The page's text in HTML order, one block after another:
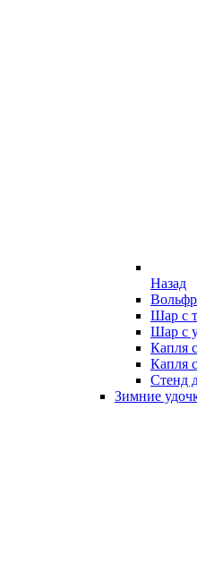
Назад
Шар с
Шар с
Капля
Капля
Стенд
Зимние